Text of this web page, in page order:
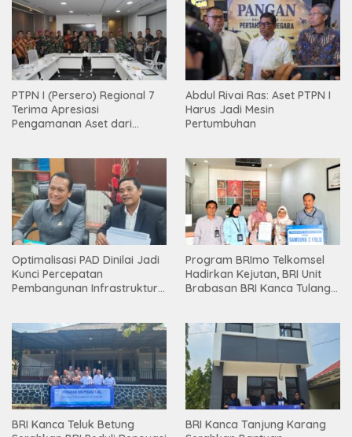
PTPN I (Persero) Regional 7
Terima Apresiasi
Pengamanan Aset dari
Abdul Rivai Ras: Aset PTPN I
Harus Jadi Mesin
Pertumbuhan
Optimalisasi PAD Dinilai Jadi
Kunci Percepatan
Pembangunan Infrastruktur
Program BRImo Telkomsel
Hadirkan Kejutan, BRI Unit
Brabasan BRI Kanca Tulang
Mesuji
BRI Kanca Teluk Betung
BRI Kanca Tanjung Karang